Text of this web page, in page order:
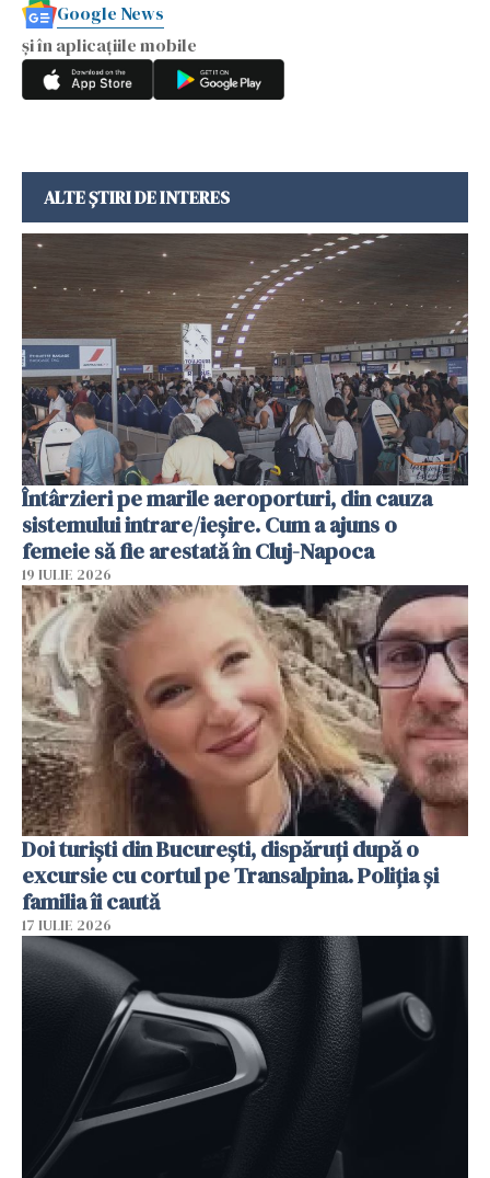
Google News
și în aplicațiile mobile
ALTE ȘTIRI DE INTERES
Întârzieri pe marile aeroporturi, din cauza
sistemului intrare/ieșire. Cum a ajuns o
femeie să fie arestată în Cluj-Napoca
19 IULIE 2026
Doi turiști din București, dispăruți după o
excursie cu cortul pe Transalpina. Poliția și
familia îi caută
17 IULIE 2026